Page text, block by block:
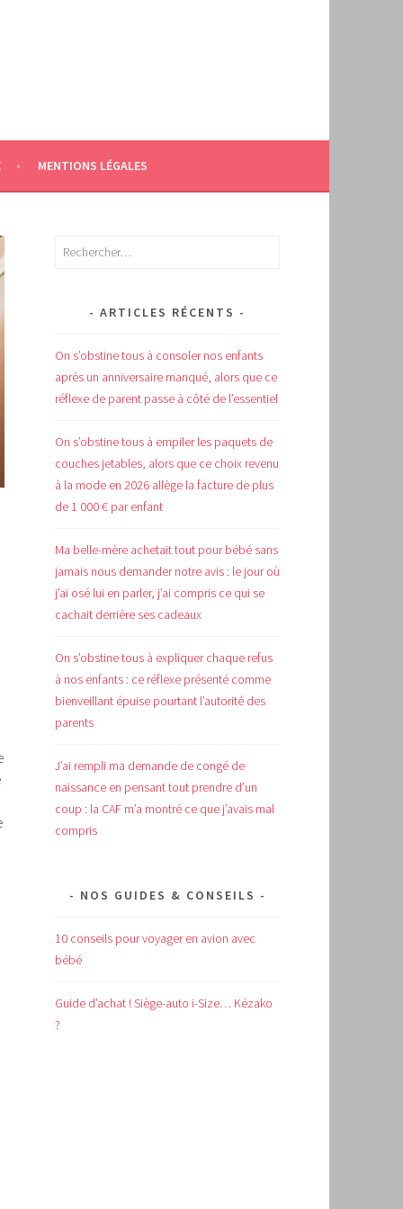
MENTIONS LÉGALES
Rechercher :
ARTICLES RÉCENTS
On s’obstine tous à consoler nos enfants
après un anniversaire manqué, alors que ce
réflexe de parent passe à côté de l’essentiel
On s’obstine tous à empiler les paquets de
couches jetables, alors que ce choix revenu
à la mode en 2026 allège la facture de plus
de 1 000 € par enfant
Ma belle-mère achetait tout pour bébé sans
jamais nous demander notre avis : le jour où
j’ai osé lui en parler, j’ai compris ce qui se
cachait derrière ses cadeaux
On s’obstine tous à expliquer chaque refus
à nos enfants : ce réflexe présenté comme
bienveillant épuise pourtant l’autorité des
parents
J’ai rempli ma demande de congé de
naissance en pensant tout prendre d’un
coup : la CAF m’a montré ce que j’avais mal
compris
NOS GUIDES & CONSEILS
10 conseils pour voyager en avion avec
bébé
Guide d’achat ! Siège-auto i-Size… Kézako
?